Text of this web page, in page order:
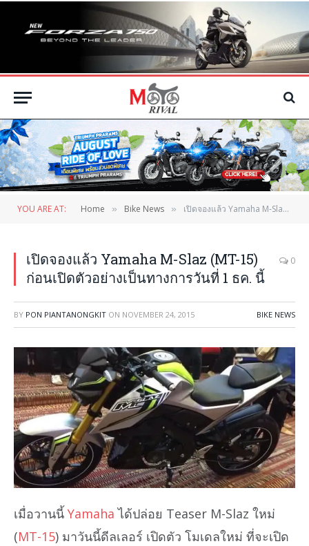
YOU ARE AT: Home » Bike News » เปิดจองแล้ว Yamaha M-Slaz (MT-15) ก่อนเปิดตัวอย่างเป็นทางการวันที่ 1 ธค. นี้
เปิดจองแล้ว Yamaha M-Slaz (MT-15)
ก่อนเปิดตัวอย่างเป็นทางการวันที่ 1 ธค. นี้
0
BY PON PIANTANONGKIT ON NOVEMBER 24, 2015 BIKE NEWS
เมื่อวานนี้ Yamaha ได้ปล่อย Teaser M-Slaz ใหม่
(MT-15) มาวันนี้ดีลเลอร์ เปิดตัว โมเดลใหม่ ที่จะเปิด